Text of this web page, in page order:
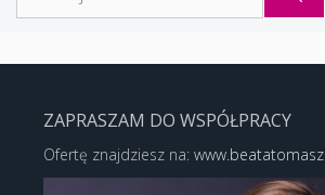
ZAPRASZAM DO WSPÓŁPRACY
Ofertę znajdziesz na: